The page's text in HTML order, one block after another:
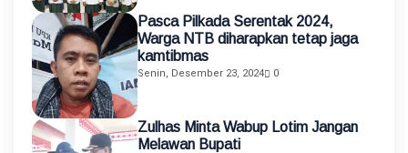
Pasca Pilkada Serentak 2024,
Warga NTB diharapkan tetap jaga
kamtibmas
Senin, Desember 23, 2024 0
Zulhas Minta Wabup Lotim Jangan
Melawan Bupati